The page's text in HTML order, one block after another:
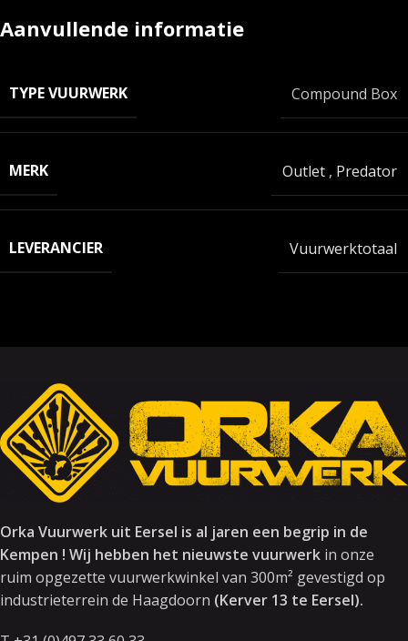
Aanvullende informatie
TYPE VUURWERK Compound Box
MERK Outlet , Predator
LEVERANCIER Vuurwerktotaal
Orka Vuurwerk uit Eersel is al jaren een begrip in de
Kempen ! Wij hebben het nieuwste vuurwerk in onze
ruim opgezette vuurwerkwinkel van 300m² gevestigd op
industrieterrein de Haagdoorn (Kerver 13 te Eersel).